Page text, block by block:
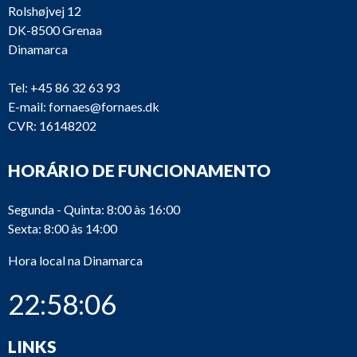
Rolshøjvej 12
DK-8500 Grenaa
Dinamarca
Tel: +45 86 32 63 93
E-mail: fornaes@fornaes.dk
CVR: 16148202
HORÁRIO DE FUNCIONAMENTO
Segunda - Quinta: 8:00 às 16:00
Sexta: 8:00 às 14:00
Hora local na Dinamarca
22:58:06
LINKS